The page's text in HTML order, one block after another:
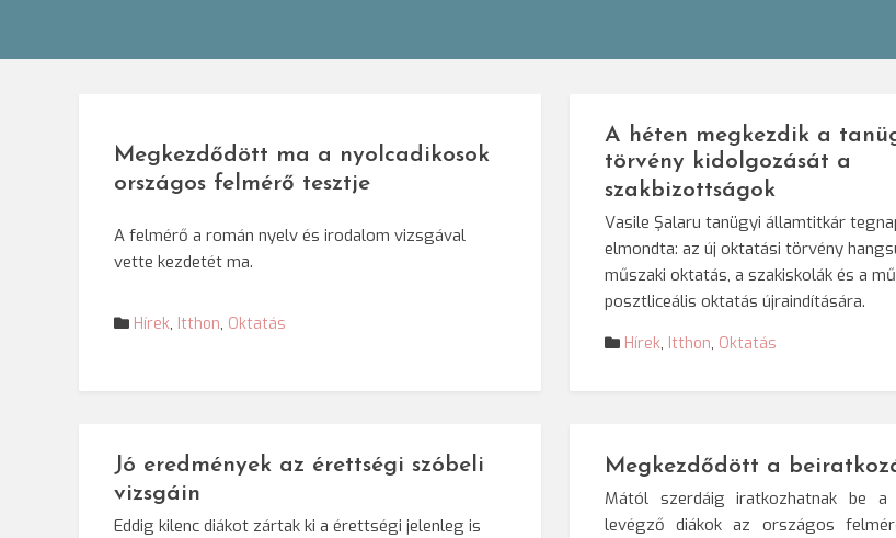
Megkezdődött ma a nyolcadikosok
országos felmérő tesztje
A felmérő a román nyelv és irodalom vizsgával
vette kezdetét ma.
Hírek, Itthon, Oktatás
A héten megkezdik a
törvény kidolgozását a
szakbizottságok
Vasile Şalaru tanügyi államtitkár
elmondta: az új oktatási törvény
műszaki oktatás, a szakiskolák és a
posztliceális oktatás újraindítására.
Hírek, Itthon, Oktatás
Jó eredmények az érettségi szóbeli
vizsgáin
Eddig kilenc diákot zártak ki a érettségi jelenleg is
Megkezdődött a
Mától szerdáig iratkozhatnak be a
levégző diákok az országos